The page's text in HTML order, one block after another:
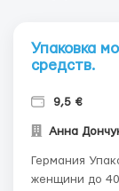
Упаковка
средств.
9,5 €
Анна
Германия Упаковка моющих и гигиенических средств.
женщини до